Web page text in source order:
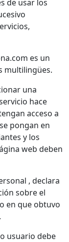
de usar los
es un
multilingües.
una
hace
acceso a
pongan en
y los
web deben
, declara
sobre el
en que obtuvo
usuario debe